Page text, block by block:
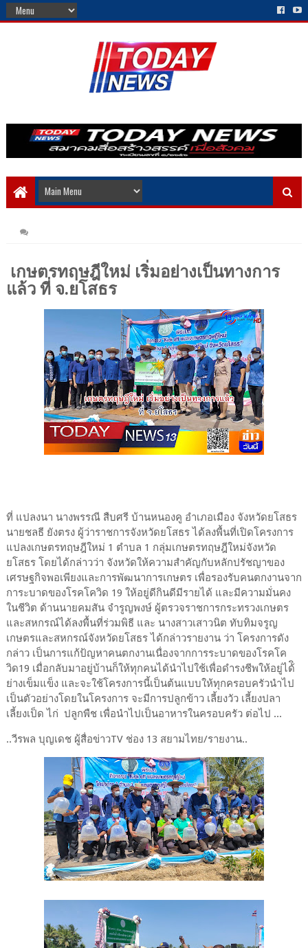
เกษตรทฤษฎีใหม่ เริ่มอย่างเป็นทางการ
แล้ว ที่ จ.ยโสธร
ที่ แปลงนา นางพรรณี สืบศรี บ้านหนองคู อำเภอเมือง จังหวัดยโสธร
นายชลธี ยังตรง ผู้ว่าราชการจังหวัดยโสธร ได้ลงพื้นที่เปิดโครงการ
แปลงเกษตรทฤษฎีใหม่ 1 ตำบล 1 กลุ่มเกษตรทฤษฎีใหม่จังหวัด
ยโสธร โดยได้กล่าวว่า จังหวัดให้ความสำคัญกับหลักปรัชญาของ
เศรษฐกิจพอเพียงและการพัฒนาการเกษตร เพื่อรองรับคนตกงานจาก
การะบาดของโรคโควิด 19 ให้อยู่ดีกินดีมีรายได้ และมีความมั่นคง
ในชีวิต ด้านนายคมสัน จำรูญพงษ์ ผู้ตรวจราชการกระทรวงเกษตร
และสหกรณ์ได้ลงพื้นที่ร่วมพิธี และ นางสาวเสาวนิต ทับทิมจรูญ
เกษตรและสหกรณ์จังหวัดยโสธร ได้กล่าวรายงาน ว่า โครงการดัง
กล่าว เป็นการแก้ป้ญหาคนตกงานเนื่องจากการระบาดของโรคโค
วิด19 เมื่อกลับมาอยู่บ้านก็ให้ทุกคนได้นำไปใช้เพื่อดำรงชีพให้อยู่ได้ิ
ย่างเข็มแข็ง และจะใช้โครงการนี้เป็นต้นแบบให้ทุกครอบครัวนำไป
เป็นตัวอย่างโดยในโครงการ จะมีการปลูกข้าว เลี้ยงวัว เลี้ยงปลา
เลี้ยงเป็ด ไก่ ปลูกพืช เพื่อนำไปเป็นอาหารในครอบครัว ต่อไป ...
..วีรพล บุญเดช ผู้สื่อข่าวTV ช่อง 13 สยามไทย/รายงาน..